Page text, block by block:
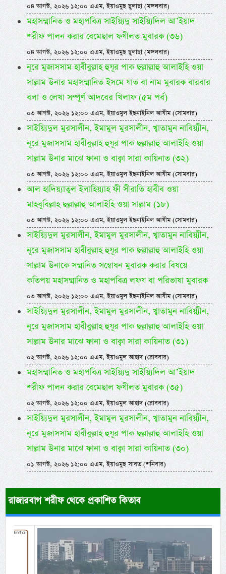
০৪ আগস্ট, ২০২৬ ১২:০০ এএম, ইয়াওমুছ ছুলাছা (মঙ্গলবার)
মহাসম্মানিত ও মহাপবিত্র সাইয়্যিদু সাইয়্যিদিল আ’ইয়াদ
শরীফ পালন করার বেমেছাল ফযীলত মুবারক (৩৬)
০৪ আগস্ট, ২০২৬ ১২:০০ এএম, ইয়াওমুছ ছুলাছা (মঙ্গলবার)
নূরে মুজাসসাম হাবীবুল্লাহ হুযূর পাক ছল্লাল্লাহু আলাইহি ওয়া
সাল্লাম উনার মহাসম্মানিত ইসমে যাত বা নাম মুবারক বারবার
বলা ও লেখা সম্পূর্ণ আদবের খিলাফ (৫ম পর্ব)
০৩ আগস্ট, ২০২৬ ১২:০০ এএম, ইয়াওমুল ইছনাইনিল আযীম (সোমবার)
সাইয়্যিদুল মুরসালীন, ইমামুল মুরসালীন, খ্বাতামুন নাবিয়্যীন,
নূরে মুজাসসাম হাবীবুল্লাহ হুযূর পাক ছল্লাল্লাহু আলাইহি ওয়া
সাল্লাম উনার মাঝে ফানা ও বাক্বা সারা কায়িনাত (৩২)
০৩ আগস্ট, ২০২৬ ১২:০০ এএম, ইয়াওমুল ইছনাইনিল আযীম (সোমবার)
আল হাদিয়্যাতুল ইলাহিয়্যাহ ফী সীরাতি হাবীব ওয়া
মাহবূবিল্লাহ ছল্লাল্লাহু আলাইহি ওয়া সাল্লাম (১৮)
০৩ আগস্ট, ২০২৬ ১২:০০ এএম, ইয়াওমুল ইছনাইনিল আযীম (সোমবার)
সাইয়্যিদুল মুরসালীন, ইমামুল মুরসালীন, খ্বাতামুন নাবিয়্যীন,
নূরে মুজাসসাম হাবীবুল্লাহ হুযূর পাক ছল্লাল্লাহু আলাইহি ওয়া
সাল্লাম উনাকে সম্মানিত সম্বোধন মুবারক করার বিষয়ে
কতিপয় মহাসম্মানিত ও মহাপবিত্র লফয বা পরিভাষা মুবারক
০৩ আগস্ট, ২০২৬ ১২:০০ এএম, ইয়াওমুল ইছনাইনিল আযীম (সোমবার)
সাইয়্যিদুল মুরসালীন, ইমামুল মুরসালীন, খ্বাতামুন নাবিয়্যীন,
নূরে মুজাসসাম হাবীবুল্লাহ হুযূর পাক ছল্লাল্লাহু আলাইহি ওয়া
সাল্লাম উনার মাঝে ফানা ও বাক্বা সারা কায়িনাত (৩১)
০২ আগস্ট, ২০২৬ ১২:০০ এএম, ইয়াওমুল আহাদ (রোববার)
মহাসম্মানিত ও মহাপবিত্র সাইয়্যিদু সাইয়্যিদিল আ’ইয়াদ
শরীফ পালন করার বেমেছাল ফযীলত মুবারক (৩৫)
০২ আগস্ট, ২০২৬ ১২:০০ এএম, ইয়াওমুল আহাদ (রোববার)
সাইয়্যিদুল মুরসালীন, ইমামুল মুরসালীন, খ্বাতামুন নাবিয়্যীন,
নূরে মুজাসসাম হাবীবুল্লাহ হুযূর পাক ছল্লাল্লাহু আলাইহি ওয়া
সাল্লাম উনার মাঝে ফানা ও বাক্বা সারা কায়িনাত (৩০)
০১ আগস্ট, ২০২৬ ১২:০০ এএম, ইয়াওমুছ সাবত (শনিবার)
রাজারবাগ শরীফ থেকে প্রকাশিত কিতাব